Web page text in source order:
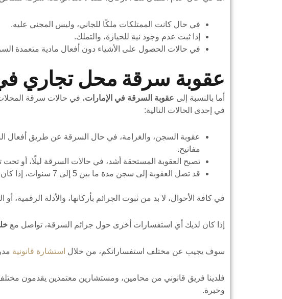
في حال كانت الممتلكات ملكًا للجاني، وليس المجني عليه.
إذا ثبت عدم وجود نية للحيازة، والتملك.
في حالات الحصول على الأشياء دون أفعال مادية متعمدة
عقوبة سرقة محل تجاري
أما بالنسبة إلى عقوبة السرقة في الإمارات، في حالات سرقة المحلات
في إحدى الحالات التالية:
عقوبة السجن، والغرامة، في حال السرقة عن طريق أفعال
مفاتيح.
تصبح العقوبة المستحقة أشد، في حالات السرقة ليلًا، أو تحت
قد تصل العقوبة إلى سجن مدة ما بين 5 إلى 7 سنوات، إذا كان السارق عاملًا في المكان.
في كافة الأحوال، لا بد من ثبوت الجرائم بأركانها، والأدلة الرقمية، أو
إذا كان لديك أي استفسارات أخرى حول جرائم السرقة، تواصل مع
سوف يجيب عن مختلف استفساراتكم، من خلال استشارة قانونية
فلدينا فريق قانوني من محامين، ومستشارين معتمدين يقدمون مختلف
وخبرة.